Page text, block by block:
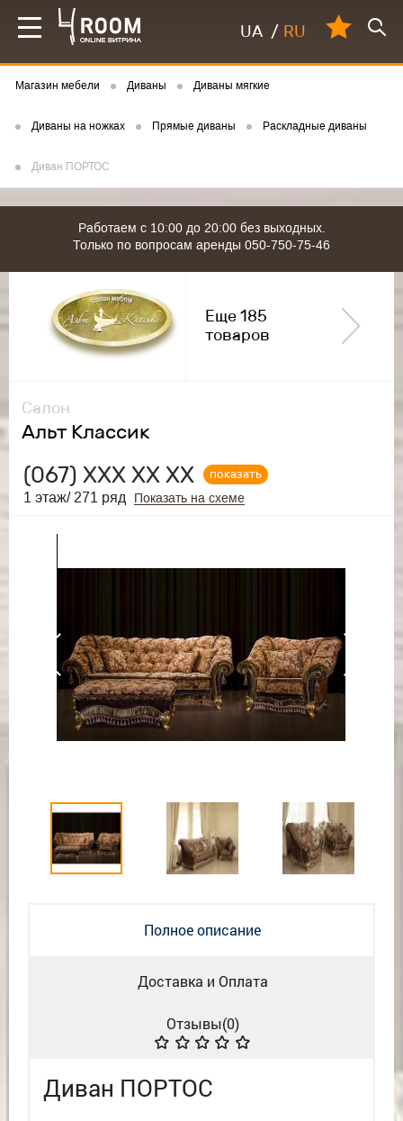
UA / RU
Магазин мебели Диваны Диваны мягкие
Диваны на ножках Прямые диваны Раскладные диваны
Диван ПОРТОС
Работаем с 10:00 до 20:00 без выходных.
Только по вопросам аренды 050-750-75-46
Салон
Альт Классик
(067) ХХХ ХХ ХХ
показать
1 этаж/ 271 ряд
Показать на схеме
Еще 185
товаров
Полное описание
Доставка и Оплата
Отзывы(0)
Диван ПОРТОС